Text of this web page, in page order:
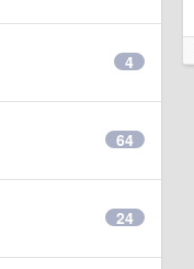
4
64
24